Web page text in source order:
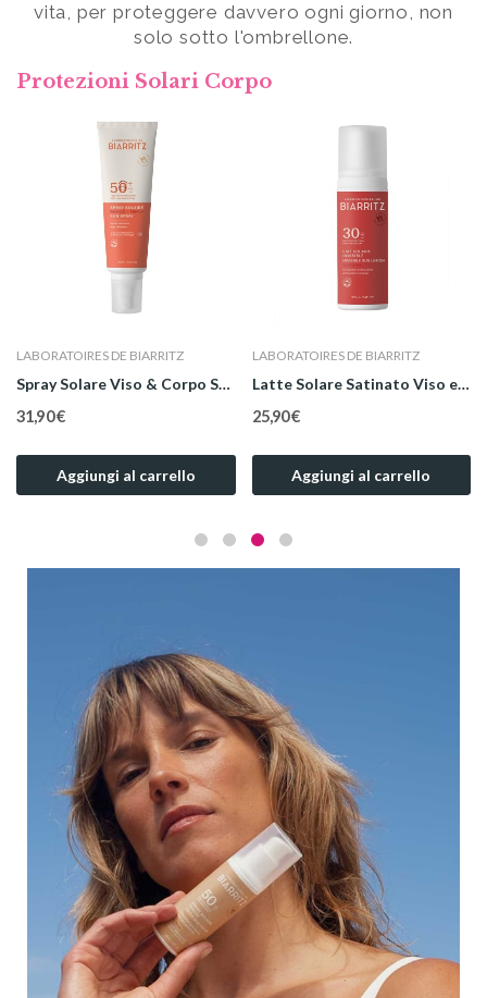
vita, per proteggere davvero ogni giorno, non
solo sotto l'ombrellone.
Protezioni Solari Corpo
LABORATOIRES DE BIARRITZ
Latte Solare Satinato Viso e Corpo SPF 50 100 ml
28,90 €
Aggiungi al carrello
LABORATOIRES DE BIARRITZ
Olio Solare Satinato Viso, Corpo e Capelli SPF...
28,90 €
Aggiungi al carrello